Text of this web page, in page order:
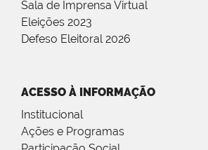
Sala de Imprensa Virtual
Eleições 2023
Defeso Eleitoral 2026
ACESSO À INFORMAÇÃO
Institucional
Ações e Programas